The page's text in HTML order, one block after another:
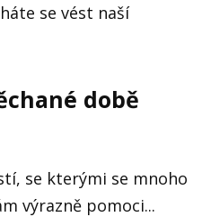
se vést naší
době
se kterými se mnoho
výrazně pomoci...